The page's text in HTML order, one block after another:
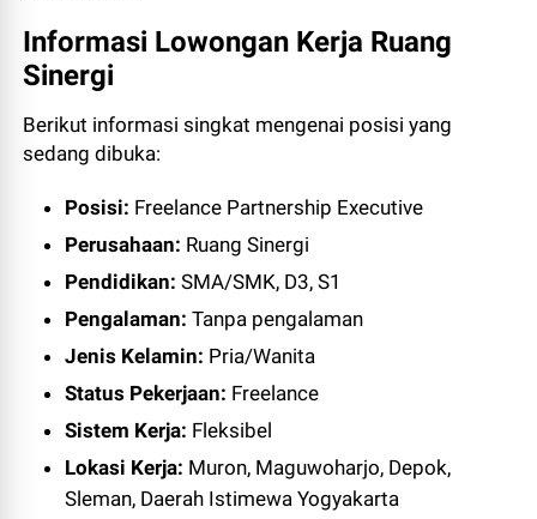
Informasi Lowongan Kerja Ruang
Sinergi
Berikut informasi singkat mengenai posisi yang
sedang dibuka:
Posisi: Freelance Partnership Executive
Perusahaan: Ruang Sinergi
Pendidikan: SMA/SMK, D3, S1
Pengalaman: Tanpa pengalaman
Jenis Kelamin: Pria/Wanita
Status Pekerjaan: Freelance
Sistem Kerja: Fleksibel
Lokasi Kerja: Muron, Maguwoharjo, Depok,
Sleman, Daerah Istimewa Yogyakarta